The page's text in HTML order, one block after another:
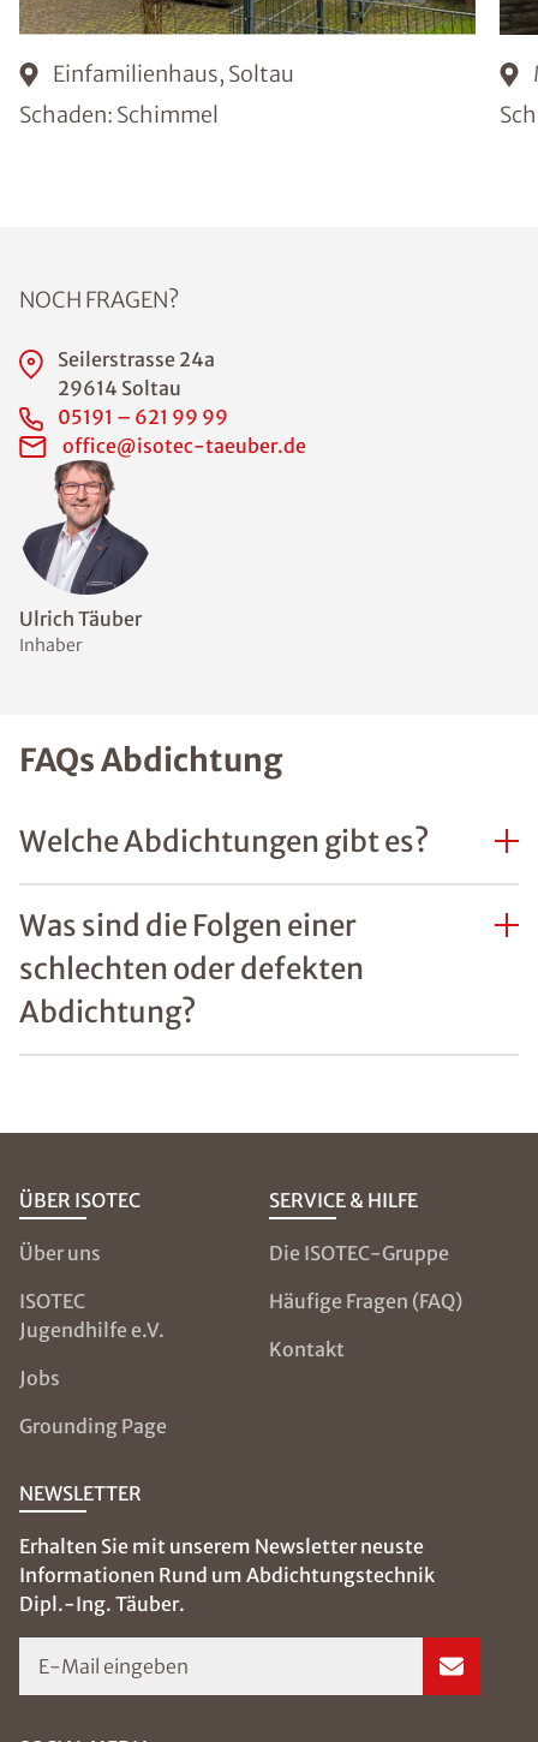
Einfamilienhaus, Soltau
Schaden: Schimmel
Ulrich Täuber
Inhaber
NOCH FRAGEN?
Seilerstrasse 24a
29614 Soltau
05191 – 621 99 99
office@isotec-taeuber.de
FAQs Abdichtung
Welche Abdichtungen gibt es?
Was sind die Folgen einer
schlechten oder defekten
Abdichtung?
ÜBER ISOTEC
Über uns
ISOTEC
Jugendhilfe e.V.
Jobs
Grounding Page
SERVICE & HILFE
Die ISOTEC-Gruppe
Häufige Fragen (FAQ)
Kontakt
NEWSLETTER
Erhalten Sie mit unserem Newsletter neuste
Informationen Rund um Abdichtungstechnik
Dipl.-Ing. Täuber.
E-Mail eingeben